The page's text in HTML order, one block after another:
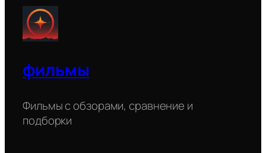
фильмы
Фильмы с обзорами, сравнение и
подборки